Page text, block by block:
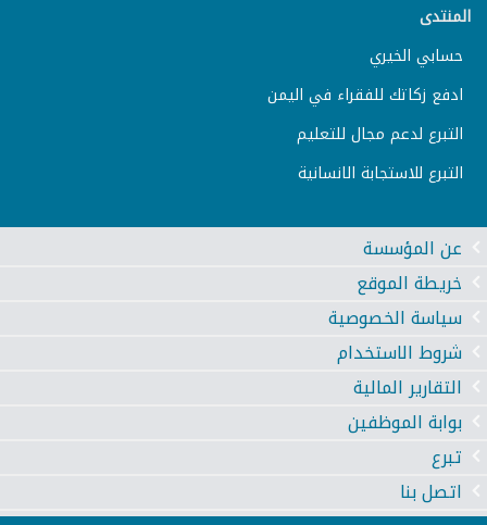
المنتدى
حسابي الخيري
ادفع زكاتك للفقراء في اليمن
التبرع لدعم مجال للتعليم
التبرع للاستجابة الانسانية
عن المؤسسة
خريطة الموقع
سياسة الخصوصية
شروط الاستخدام
التقارير المالية
بوابة الموظفين
تبرع
اتصل بنا